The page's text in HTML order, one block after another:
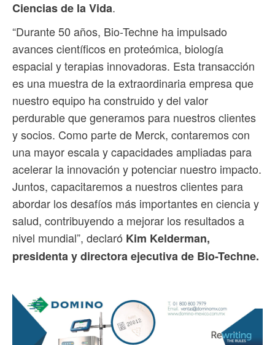
Ciencias de la Vida.
“Durante 50 años, Bio-Techne ha impulsado
avances científicos en proteómica, biología
espacial y terapias innovadoras. Esta transacción
es una muestra de la extraordinaria empresa que
nuestro equipo ha construido y del valor
perdurable que generamos para nuestros clientes
y socios. Como parte de Merck, contaremos con
una mayor escala y capacidades ampliadas para
acelerar la innovación y potenciar nuestro impacto.
Juntos, capacitaremos a nuestros clientes para
abordar los desafíos más importantes en ciencia y
salud, contribuyendo a mejorar los resultados a
nivel mundial”, declaró Kim Kelderman,
presidenta y directora ejecutiva de Bio-Techne.